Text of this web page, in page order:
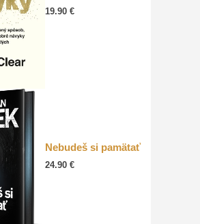
19.90 €
Nebudeš si pamätať
24.90 €